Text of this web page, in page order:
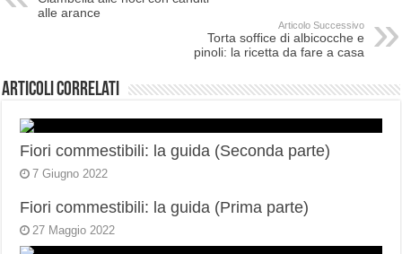
alle arance
Articolo Successivo
Torta soffice di albicocche e
pinoli: la ricetta da fare a casa
Articoli correlati
Fiori commestibili: la guida (Seconda parte)
7 Giugno 2022
Fiori commestibili: la guida (Prima parte)
27 Maggio 2022